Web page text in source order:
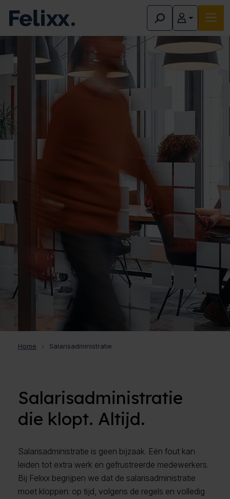
Home Salarisadministratie
Salarisadministratie
die klopt. Altijd.
Salarisadministratie is geen bijzaak. Eén fout kan
leiden tot extra werk en gefrustreerde medewerkers.
Bij Felixx begrijpen we dat de salarisadministratie
moet kloppen: op tijd, volgens de regels en volledig